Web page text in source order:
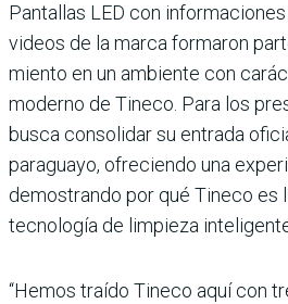
Pantallas LED con
videos de la marca formaron
miento en un ambiente con
moderno de Tineco. Para los
busca consoli­dar su entrada
paraguayo, ofreciendo una
demostrando por qué Tineco es
tecnología de limpieza
“Hemos traído Tineco aquí con